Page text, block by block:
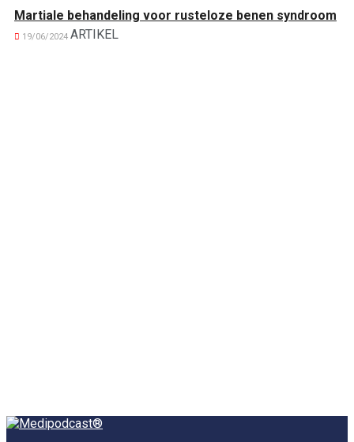
Martiale behandeling voor rusteloze benen syndroom
19/06/2024 ARTIKEL